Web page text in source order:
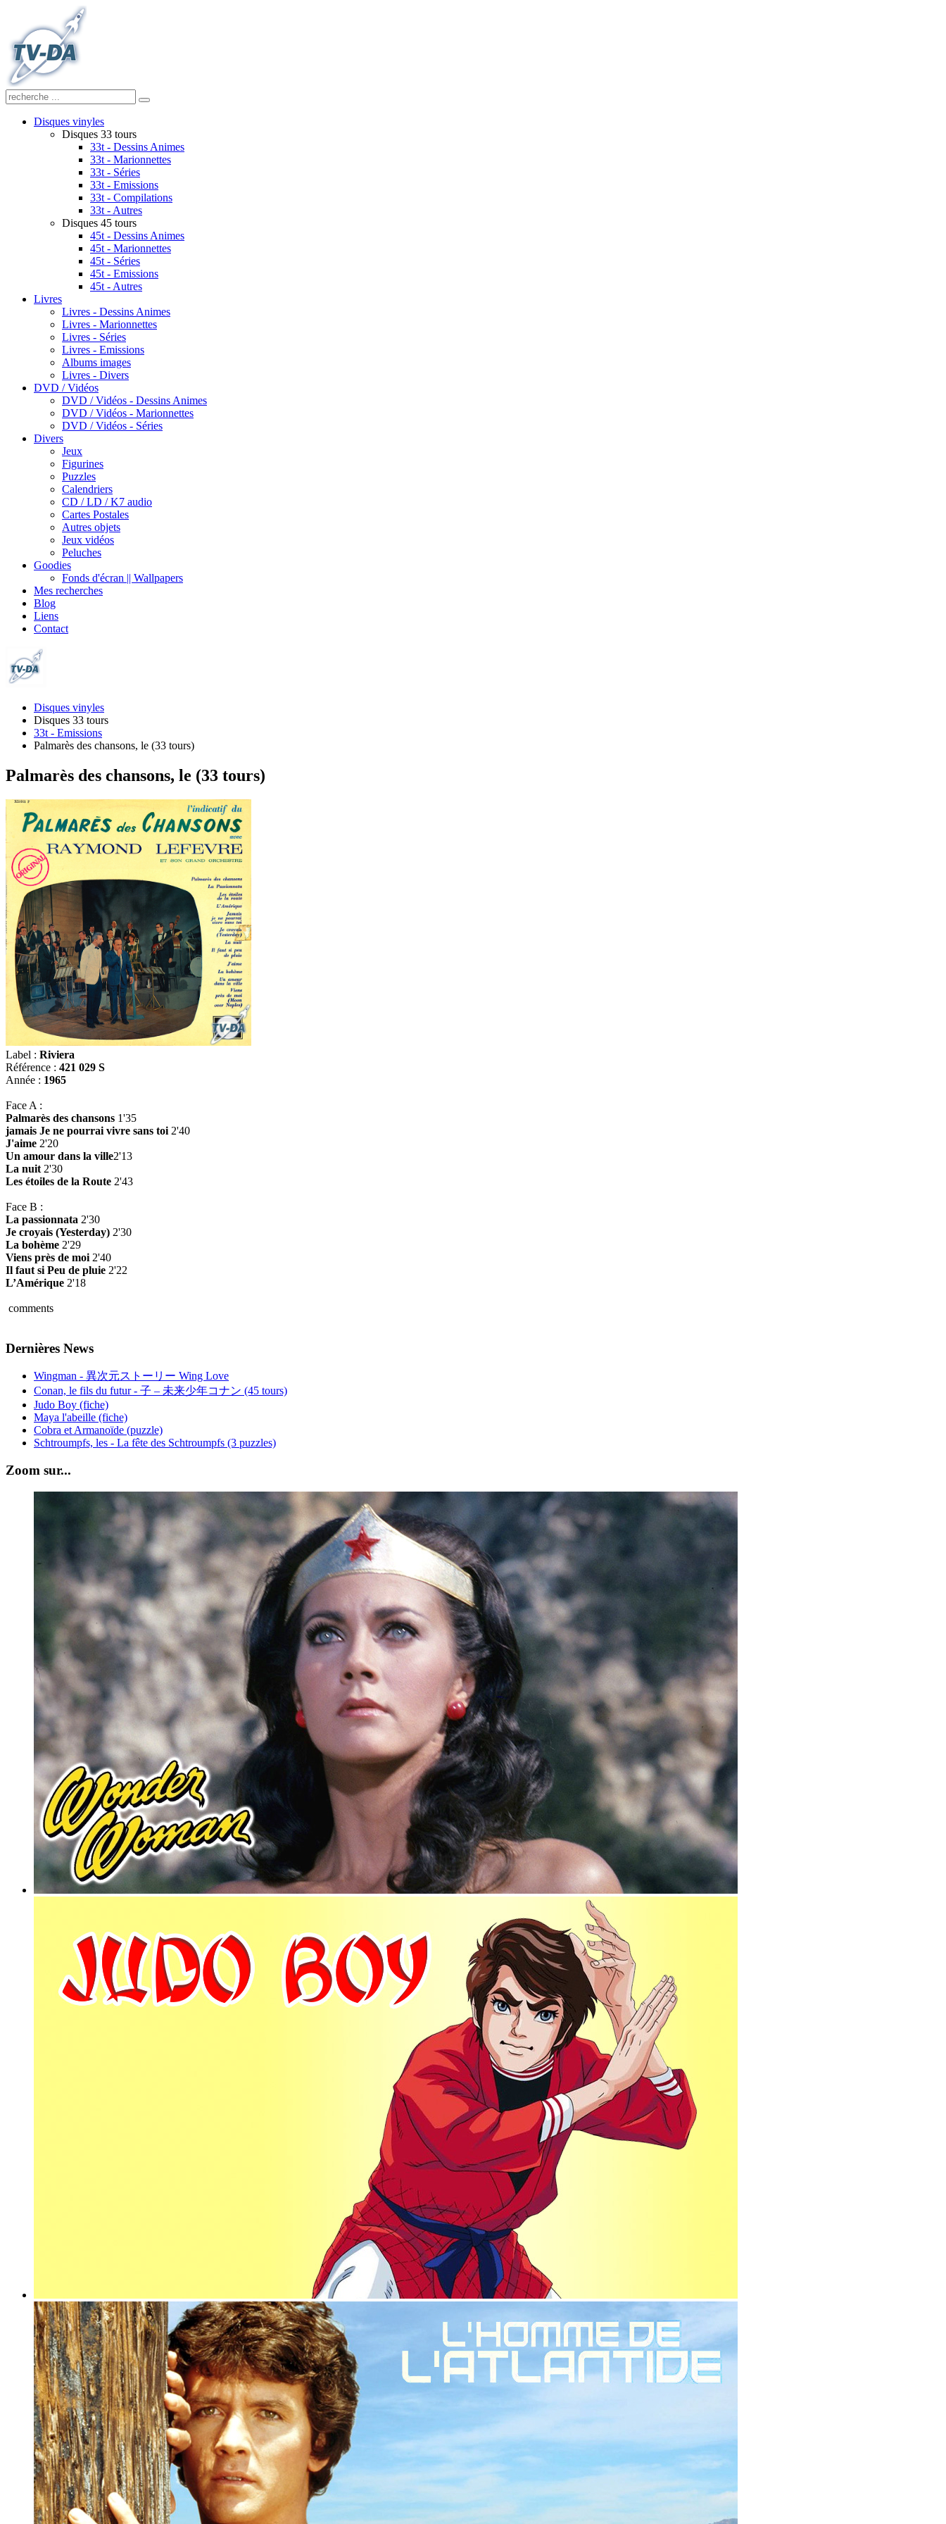
Disques vinyles
Disques 33 tours
33t - Dessins Animes
33t - Marionnettes
33t - Séries
33t - Emissions
33t - Compilations
33t - Autres
Disques 45 tours
45t - Dessins Animes
45t - Marionnettes
45t - Séries
45t - Emissions
45t - Autres
Livres
Livres - Dessins Animes
Livres - Marionnettes
Livres - Séries
Livres - Emissions
Albums images
Livres - Divers
DVD / Vidéos
DVD / Vidéos - Dessins Animes
DVD / Vidéos - Marionnettes
DVD / Vidéos - Séries
Divers
Jeux
Figurines
Puzzles
Calendriers
CD / LD / K7 audio
Cartes Postales
Autres objets
Jeux vidéos
Peluches
Goodies
Fonds d'écran || Wallpapers
Mes recherches
Blog
Liens
Contact
Disques vinyles
Disques 33 tours
33t - Emissions
Palmarès des chansons, le (33 tours)
Palmarès des chansons, le (33 tours)
Label : Riviera
Référence : 421 029 S
Année : 1965
Face A :
Palmarès des chansons 1'35
jamais Je ne pourrai vivre sans toi 2'40
J'aime 2'20
Un amour dans la ville2'13
La nuit 2'30
Les étoiles de la Route 2'43
Face B :
La passionnata 2'30
Je croyais (Yesterday) 2'30
La bohème 2'29
Viens près de moi 2'40
Il faut si Peu de pluie 2'22
L’Amérique 2'18
comments
Dernières News
Wingman - 異次元ストーリー Wing Love
Conan, le fils du futur - 子 – 未来少年コナン (45 tours)
Judo Boy (fiche)
Maya l'abeille (fiche)
Cobra et Armanoïde (puzzle)
Schtroumpfs, les - La fête des Schtroumpfs (3 puzzles)
Zoom sur...